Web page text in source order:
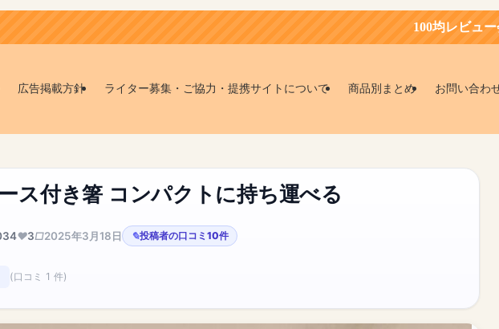
100均レビュー会員募集中！
広告掲載方針 ライター募集・ご協力・提携サイトについて 商品別まとめ お問い合わ
ス付き箸 コンパクトに持ち運べる
3 2025年3月18日 投稿者の口コミ10件
(口コミ 1 件)